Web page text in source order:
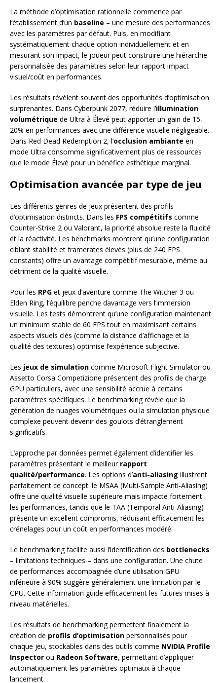
La méthode d’optimisation rationnelle commence par
l’établissement d’un baseline – une mesure des performances
avec les paramètres par défaut. Puis, en modifiant
systématiquement chaque option individuellement et en
mesurant son impact, le joueur peut construire une hiérarchie
personnalisée des paramètres selon leur rapport impact
visuel/coût en performances.
Les résultats révèlent souvent des opportunités d’optimisation
surprenantes. Dans Cyberpunk 2077, réduire l’illumination
volumétrique de Ultra à Élevé peut apporter un gain de 15-
20% en performances avec une différence visuelle négligeable.
Dans Red Dead Redemption 2, l’occlusion ambiante en
mode Ultra consomme significativement plus de ressources
que le mode Élevé pour un bénéfice esthétique marginal.
Optimisation avancée par type de jeu
Les différents genres de jeux présentent des profils
d’optimisation distincts. Dans les FPS compétitifs comme
Counter-Strike 2 ou Valorant, la priorité absolue reste la fluidité
et la réactivité. Les benchmarks montrent qu’une configuration
ciblant stabilité et framerates élevés (plus de 240 FPS
constants) offre un avantage compétitif mesurable, même au
détriment de la qualité visuelle.
Pour les RPG et jeux d’aventure comme The Witcher 3 ou
Elden Ring, l’équilibre penche davantage vers l’immersion
visuelle. Les tests démontrent qu’une configuration maintenant
un minimum stable de 60 FPS tout en maximisant certains
aspects visuels clés (comme la distance d’affichage et la
qualité des textures) optimise l’expérience subjective.
Les jeux de simulation comme Microsoft Flight Simulator ou
Assetto Corsa Competizione présentent des profils de charge
GPU particuliers, avec une sensibilité accrue à certains
paramètres spécifiques. Le benchmarking révèle que la
génération de nuages volumétriques ou la simulation physique
complexe peuvent devenir des goulots d’étranglement
significatifs.
L’approche par données permet également d’identifier les
paramètres présentant le meilleur rapport
qualité/performance. Les options d’anti-aliasing illustrent
parfaitement ce concept: le MSAA (Multi-Sample Anti-Aliasing)
offre une qualité visuelle supérieure mais impacte fortement
les performances, tandis que le TAA (Temporal Anti-Aliasing)
présente un excellent compromis, réduisant efficacement les
crénelages pour un coût en performances modéré.
Le benchmarking facilite aussi l’identification des bottlenecks
– limitations techniques – dans une configuration. Une chute
de performances accompagnée d’une utilisation GPU
inférieure à 90% suggère généralement une limitation par le
CPU. Cette information guide efficacement les futures mises à
niveau matérielles.
Les résultats de benchmarking permettent finalement la
création de profils d’optimisation personnalisés pour
chaque jeu, stockables dans des outils comme NVIDIA Profile
Inspector ou Radeon Software, permettant d’appliquer
automatiquement les paramètres optimaux à chaque
lancement.